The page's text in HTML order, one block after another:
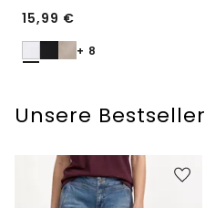
15,99 €
+ 8
Unsere Bestseller